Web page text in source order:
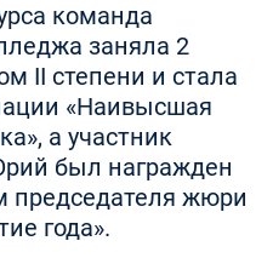
команда
заняла 2
II степени и стала
«Наивысшая
а участник
был награжден
председателя жюри
года».